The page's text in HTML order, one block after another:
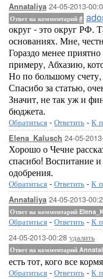
Annataliya 24-05-2013-
Ответ на комментарий #
округ - это округ РФ.
основаниях. Мне,
Гораздо менее
примеру, Абхазию,
Но по большому счету,
Спасибо за статью,
Значит, не так уж и
бюджета.
Обратиться - Ответить - К
Elena_Kalusch 24-05-
Хорошо о Чечне
спасибо! Воспитание
одобрения.
Обратиться - Ответить - К
Annataliya 24-05-2013-
Ответ на комментарий
Обратиться - Ответить - К
24-05-2013-00:28 удалить
Ответ на комментарий
есть тот, кого все
Обратиться - Ответить - К